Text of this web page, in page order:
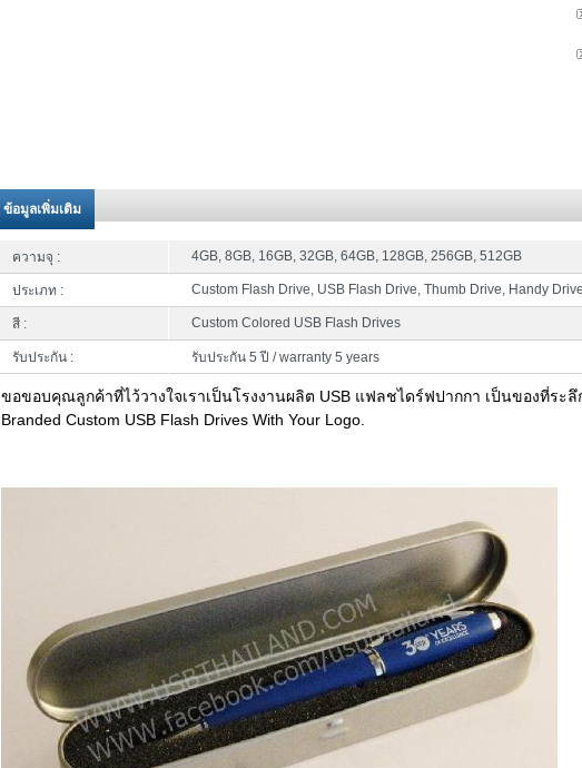
ข้อมูลเพิ่มเติม
ความจุ : 4GB, 8GB, 16GB, 32GB, 64GB, 128GB, 256GB, 512GB
ประเภท : Custom Flash Drive, USB Flash Drive, Thumb Drive, Handy Drive
สี : Custom Colored USB Flash Drives
รับประกัน : รับประกัน 5 ปี / warranty 5 years
ขอขอบคุณลูกค้าที่ไว้วางใจเราเป็นโรงงานผลิต USB แฟลชไดร์ฟปากกา เป็นของที่ระลึ
Branded Custom USB Flash Drives With Your Logo.